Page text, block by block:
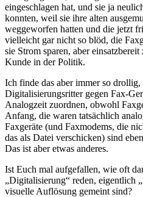
eingeschlagen hat, und sie ja
konnten, weil sie ihre alten
weggeworfen hatten und die jetzt
vielleicht gar nicht so blöd, die
sie Strom sparen, aber
Kunde in der Politik.
Ich finde das aber immer so
Digitalisierungsritter gegen Fax-
Analogzeit zuordnen, obwohl
Anfang, die waren tatsächlich
Faxgeräte (und Faxmodems, die
das als Datei verschicken) sind
Das ist aber etwas anderes.
Ist Euch mal aufgefallen, wie oft
„Digitalisierung“ reden, eigentlich
visuelle Auflösung gemeint sind?